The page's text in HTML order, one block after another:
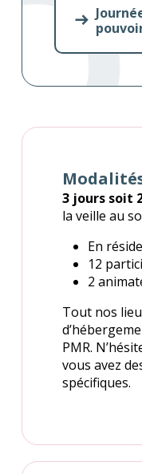
3 jours soit
la veille au
En
12
2
Tout nos
PMR.
vous avez
spécifiques.